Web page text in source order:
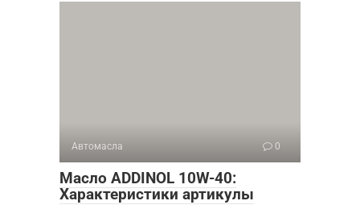
Автомасла 0
Масло ADDINOL 10W-40:
Характеристики артикулы